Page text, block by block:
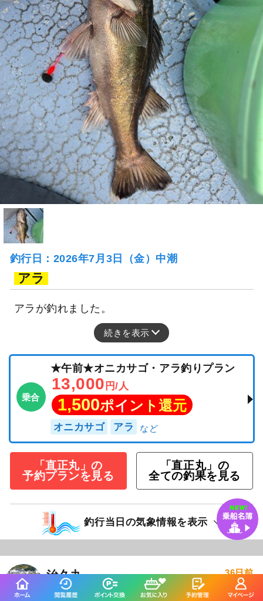
釣行日：2026年7月3日（金）中潮
アラ
アラが釣れました。
続きを表示
乗合
★午前★オニカサゴ・アラ釣りプラン
13,000 円/人
1,500ポイント還元
オニカサゴ アラ
「直正丸」の
予約プランを見る
「直正丸」の
全ての釣果を見る
釣行当日の気象情報を表示
治久丸
静岡県 伊東市 宇佐美港
36日前
釣り船詳細を見る